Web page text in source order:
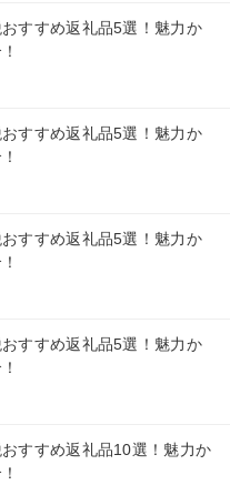
すすめ返礼品5選！魅力か
すすめ返礼品5選！魅力か
すすめ返礼品5選！魅力か
すすめ返礼品5選！魅力か
すすめ返礼品10選！魅力か